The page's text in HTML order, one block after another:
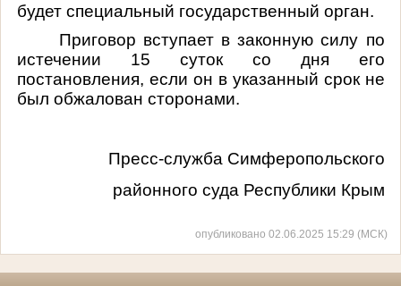
будет специальный государственный орган.
Приговор вступает в законную силу по
истечении 15 суток со дня его
постановления, если он в указанный срок не
был обжалован сторонами.
Пресс-служба Симферопольского
районного суда Республики Крым
опубликовано 02.06.2025 15:29 (МСК)